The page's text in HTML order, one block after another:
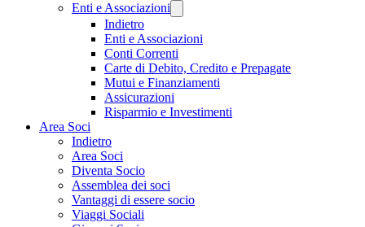
Enti e Associazioni
Indietro
Enti e Associazioni
Conti Correnti
Carte di Debito, Credito e Prepagate
Mutui e Finanziamenti
Assicurazioni
Risparmio e Investimenti
Area Soci
Indietro
Area Soci
Diventa Socio
Assemblea dei soci
Vantaggi di essere socio
Viaggi Sociali